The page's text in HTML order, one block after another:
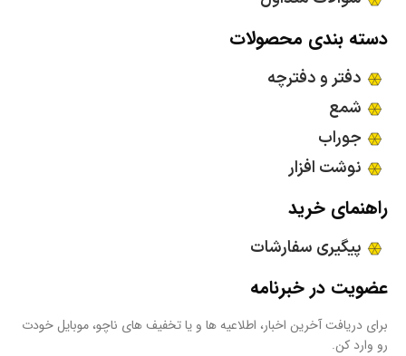
دسته بندی محصولات
دفتر و دفترچه
شمع
جوراب
نوشت افزار
راهنمای خرید
پیگیری سفارشات
عضویت در خبرنامه
برای دریافت آخرین اخبار، اطلاعیه ها و یا تخفیف های ناچو، موبایل خودت
رو وارد کن.